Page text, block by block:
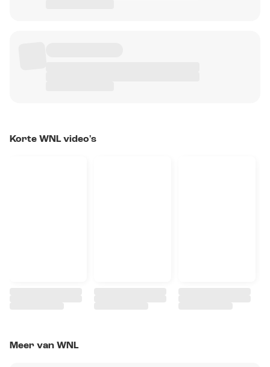
Korte WNL video's
Meer van WNL